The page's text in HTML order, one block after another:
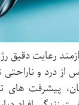
رعایت دقیق
از درد و
پیشرفت های